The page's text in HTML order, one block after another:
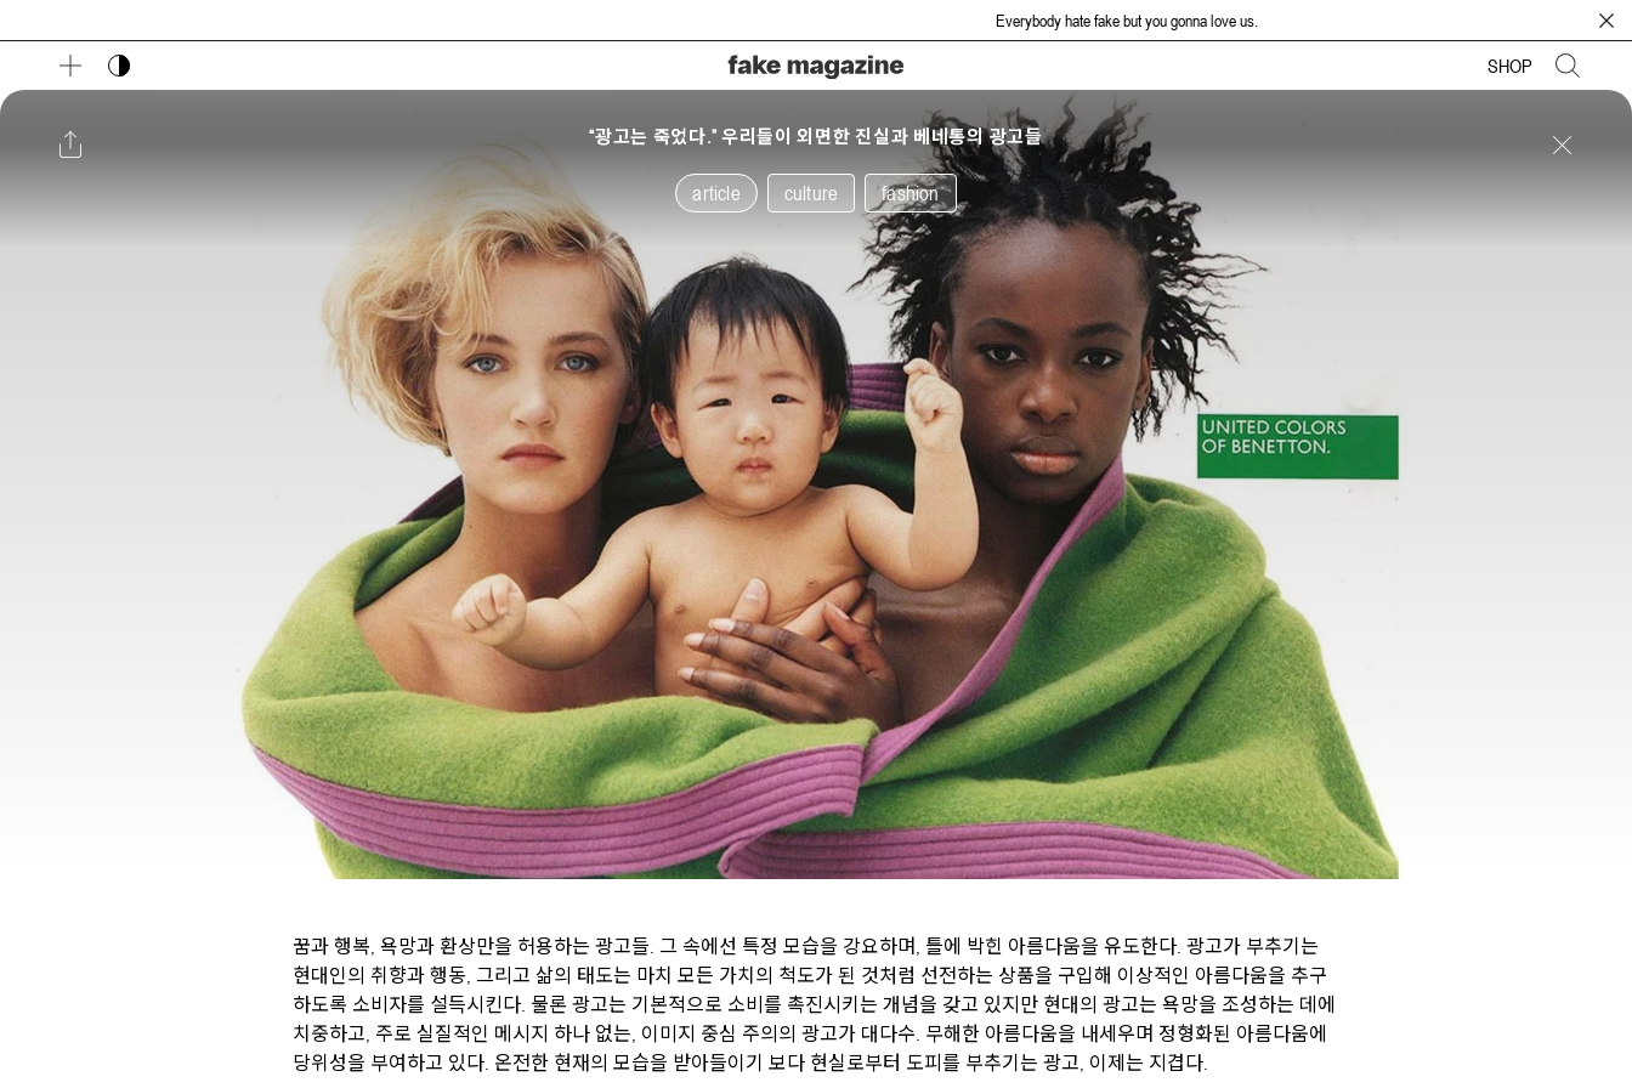
Everybody hate fake but you gonna love us.
다크 모드 토글 SHOP
“광고는 죽었다.” 우리들이 외면한 진실과 베네통의 광고들
article culture fashion
꿈과 행복, 욕망과 환상만을 허용하는 광고들. 그 속에선 특정 모습을 강요하며, 틀에 박힌 아름다움을 유도한다. 광고가 부추기는
현대인의 취향과 행동, 그리고 삶의 태도는 마치 모든 가치의 척도가 된 것처럼 선전하는 상품을 구입해 이상적인 아름다움을 추구
하도록 소비자를 설득시킨다. 물론 광고는 기본적으로 소비를 촉진시키는 개념을 갖고 있지만 현대의 광고는 욕망을 조성하는 데에
치중하고, 주로 실질적인 메시지 하나 없는, 이미지 중심 주의의 광고가 대다수. 무해한 아름다움을 내세우며 정형화된 아름다움에
당위성을 부여하고 있다. 온전한 현재의 모습을 받아들이기 보다 현실로부터 도피를 부추기는 광고, 이제는 지겹다.